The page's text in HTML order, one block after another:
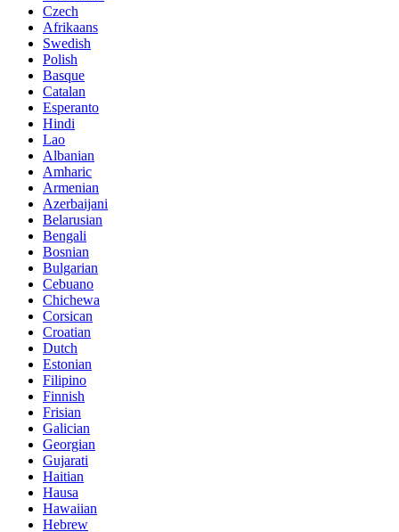
Czech
Afrikaans
Swedish
Polish
Basque
Catalan
Esperanto
Hindi
Lao
Albanian
Amharic
Armenian
Azerbaijani
Belarusian
Bengali
Bosnian
Bulgarian
Cebuano
Chichewa
Corsican
Croatian
Dutch
Estonian
Filipino
Finnish
Frisian
Galician
Georgian
Gujarati
Haitian
Hausa
Hawaiian
Hebrew